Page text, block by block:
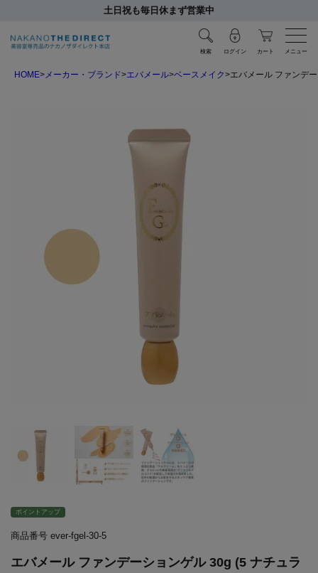
土日祝も毎日休まず営業中
検索 ログイン カート メニュー
HOME メーカー・ブランド エバメール ベースメイク エバメール ファンデ
ポイントアップ
商品番号 ever-fgel-30-5
エバメール ファンデーションゲル 30g (5 ナチュラ